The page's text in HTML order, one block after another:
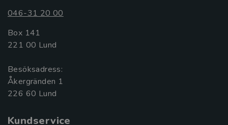
046-31 20 00
Box 141
221 00 Lund
Besöksadress:
Åkergränden 1
Kundservice